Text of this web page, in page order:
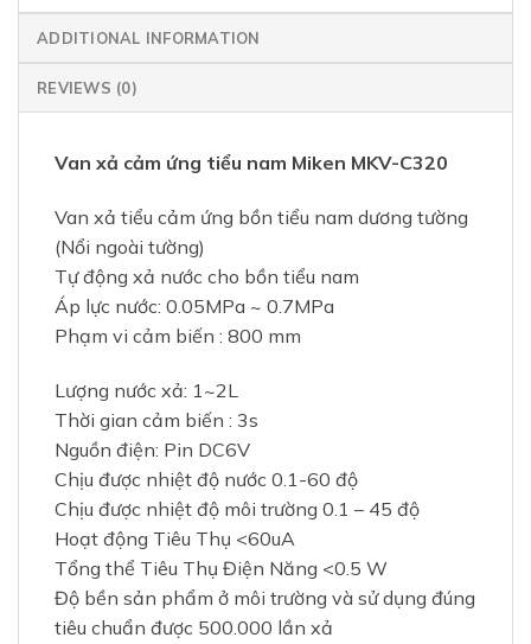
ADDITIONAL INFORMATION
REVIEWS (0)
Van xả cảm ứng tiểu nam Miken MKV-C320
Van xả tiểu cảm ứng bồn tiểu nam dương tường
(Nổi ngoài tường)
Tự động xả nước cho bồn tiểu nam
Áp lực nước: 0.05MPa ~ 0.7MPa
Phạm vi cảm biến : 800 mm
Lượng nước xả: 1~2L
Thời gian cảm biến : 3s
Nguồn điện: Pin DC6V
Chịu được nhiệt độ nước 0.1-60 độ
Chịu được nhiệt độ môi trường 0.1 – 45 độ
Hoạt động Tiêu Thụ <60uA
Tổng thể Tiêu Thụ Điện Năng <0.5 W
Độ bền sản phẩm ở môi trường và sử dụng đúng
tiêu chuẩn được 500.000 lần xả